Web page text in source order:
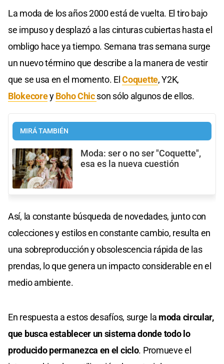
La moda de los años 2000 está de vuelta. El tiro bajo
se impuso y desplazó a las cinturas cubiertas hasta el
ombligo hace ya tiempo. Semana tras semana surge
un nuevo término que describe a la manera de vestir
que se usa en el momento. ElCoquette, Y2K,
BlokecoreyBoho Chicson sólo algunos de ellos.
MIRÁ TAMBIÉN
Moda: ser o no ser "Coquette",
esa es la nueva cuestión
Así, la constante búsqueda de novedades, junto con
colecciones y estilos en constante cambio, resulta en
una sobreproducción y obsolescencia rápida de las
prendas, lo que genera un impacto considerable en el
medio ambiente.
En respuesta a estos desafíos, surge la moda circular,
que busca establecer un sistema donde todo lo
producido permanezca en el ciclo. Promueve el